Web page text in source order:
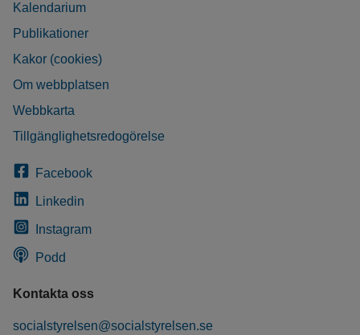
Kalendarium
Publikationer
Kakor (cookies)
Om webbplatsen
Webbkarta
Tillgänglighetsredogörelse
Facebook
Linkedin
Instagram
Podd
Kontakta oss
socialstyrelsen@socialstyrelsen.se